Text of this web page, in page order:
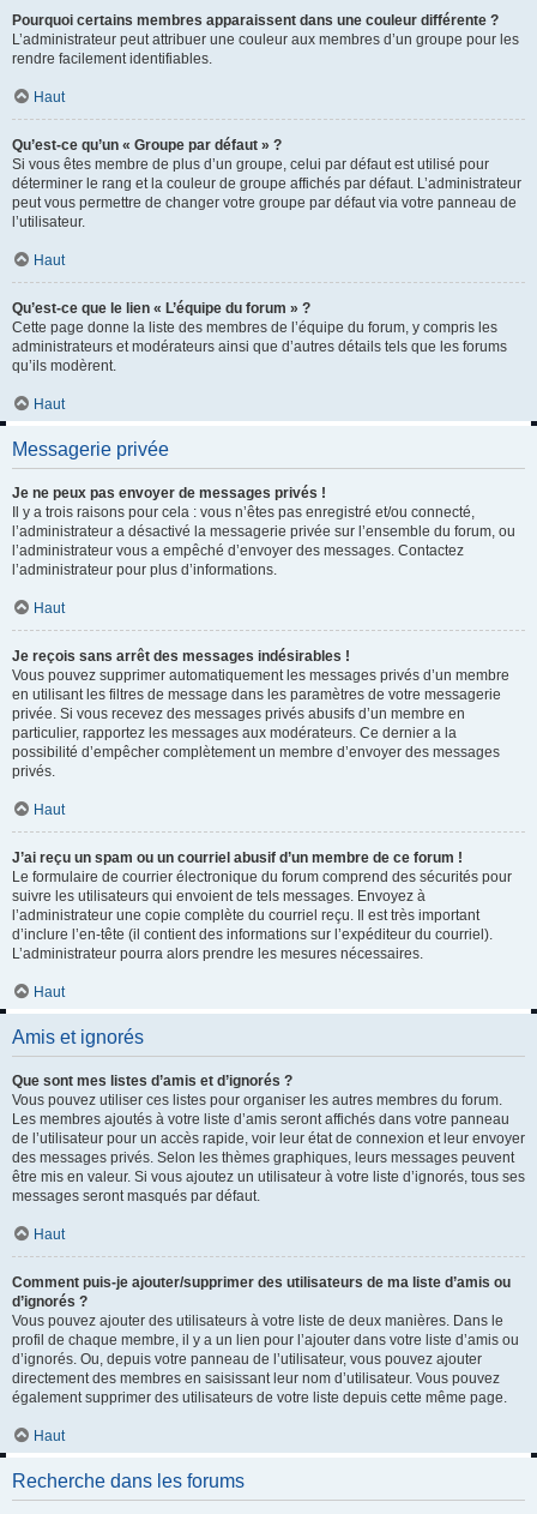
Pourquoi certains membres apparaissent dans une couleur différente ?
L’administrateur peut attribuer une couleur aux membres d’un groupe pour les
rendre facilement identifiables.
Haut
Qu’est-ce qu’un « Groupe par défaut » ?
Si vous êtes membre de plus d’un groupe, celui par défaut est utilisé pour
déterminer le rang et la couleur de groupe affichés par défaut. L’administrateur
peut vous permettre de changer votre groupe par défaut via votre panneau de
l’utilisateur.
Haut
Qu’est-ce que le lien « L’équipe du forum » ?
Cette page donne la liste des membres de l’équipe du forum, y compris les
administrateurs et modérateurs ainsi que d’autres détails tels que les forums
qu’ils modèrent.
Haut
Messagerie privée
Je ne peux pas envoyer de messages privés !
Il y a trois raisons pour cela : vous n’êtes pas enregistré et/ou connecté,
l’administrateur a désactivé la messagerie privée sur l’ensemble du forum, ou
l’administrateur vous a empêché d’envoyer des messages. Contactez
l’administrateur pour plus d’informations.
Haut
Je reçois sans arrêt des messages indésirables !
Vous pouvez supprimer automatiquement les messages privés d’un membre
en utilisant les filtres de message dans les paramètres de votre messagerie
privée. Si vous recevez des messages privés abusifs d’un membre en
particulier, rapportez les messages aux modérateurs. Ce dernier a la
possibilité d’empêcher complètement un membre d’envoyer des messages
privés.
Haut
J’ai reçu un spam ou un courriel abusif d’un membre de ce forum !
Le formulaire de courrier électronique du forum comprend des sécurités pour
suivre les utilisateurs qui envoient de tels messages. Envoyez à
l’administrateur une copie complète du courriel reçu. Il est très important
d’inclure l’en-tête (il contient des informations sur l’expéditeur du courriel).
L’administrateur pourra alors prendre les mesures nécessaires.
Haut
Amis et ignorés
Que sont mes listes d’amis et d’ignorés ?
Vous pouvez utiliser ces listes pour organiser les autres membres du forum.
Les membres ajoutés à votre liste d’amis seront affichés dans votre panneau
de l’utilisateur pour un accès rapide, voir leur état de connexion et leur envoyer
des messages privés. Selon les thèmes graphiques, leurs messages peuvent
être mis en valeur. Si vous ajoutez un utilisateur à votre liste d’ignorés, tous ses
messages seront masqués par défaut.
Haut
Comment puis-je ajouter/supprimer des utilisateurs de ma liste d’amis ou
d’ignorés ?
Vous pouvez ajouter des utilisateurs à votre liste de deux manières. Dans le
profil de chaque membre, il y a un lien pour l’ajouter dans votre liste d’amis ou
d’ignorés. Ou, depuis votre panneau de l’utilisateur, vous pouvez ajouter
directement des membres en saisissant leur nom d’utilisateur. Vous pouvez
également supprimer des utilisateurs de votre liste depuis cette même page.
Haut
Recherche dans les forums